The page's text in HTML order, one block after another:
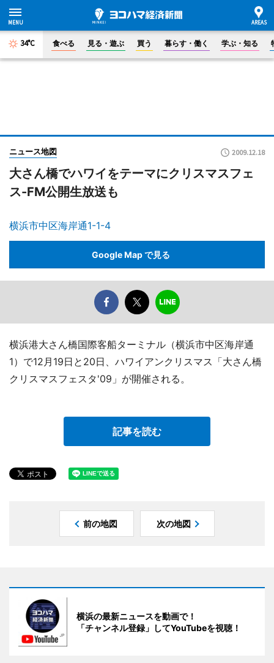
34°C 食べる 見る・遊ぶ 買う 暮らす・働く 学ぶ・知る
ニュース地図 2009.12.18
大さん橋でハワイをテーマにクリスマスフェ
ス-FM公開生放送も
横浜市中区海岸通1-1-4
Google Map で見る
横浜港大さん橋国際客船ターミナル（横浜市中区海岸通
1）で12月19日と20日、ハワイアンクリスマス「大さん橋
クリスマスフェスタ'09」が開催される。
記事を読む
前の地図 次の地図
横浜の最新ニュースを動画で！
「チャンネル登録」してYouTubeを視聴！